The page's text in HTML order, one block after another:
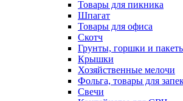
Товары для пикника
Шпагат
Товары для офиса
Скотч
Грунты, горшки и
Крышки
Хозяйственные мелочи
Фольга, товары для
Свечи